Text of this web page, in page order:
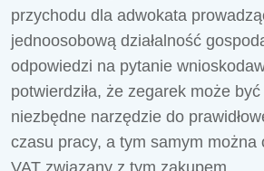
przychodu dla adwokata
jednoosobową działalność
odpowiedzi na pytanie
potwierdziła, że zegarek może
niezbędne narzędzie do
czasu pracy, a tym samym można
VAT związany z tym zakupem.